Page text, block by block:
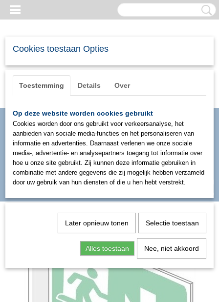
Inloggen Registreren
UW WINKELWAGEN
(0)
Cookies toestaan Opties
Toestemming Details Over
Op deze website worden cookies gebruikt
Cookies worden door ons gebruikt voor verkeersanalyse, het
aanbieden van sociale media-functies en het personaliseren van
informatie en advertenties. Daarnaast verlenen we onze sociale
media-, advertentie- en analysepartners toegang tot informatie over
hoe u onze site gebruikt. Zij kunnen deze informatie gebruiken in
combinatie met andere gegevens die zij mogelijk hebben verzameld
door uw gebruik van hun diensten of die u hen hebt verstrekt.
Later opnieuw tonen Selectie toestaan
Alles toestaan Nee, niet akkoord